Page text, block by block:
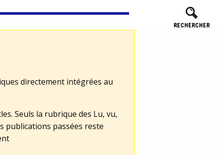
RECHERCHER
directement intégrées au
Seuls la rubrique des Lu, vu,
publications passées reste